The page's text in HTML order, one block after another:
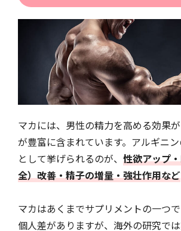
マカには、男性の精力を高める効果
が豊富に含まれています。アルギニ
として挙げられるのが、 性欲アップ
全）改善・精子の増量・強壮作用など
マカはあくまでサプリメントの一つ
個人差がありますが、海外の研究で